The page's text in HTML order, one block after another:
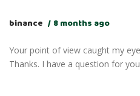
binance 8 months ago
Your point of view caught my
Thanks. I have a question for